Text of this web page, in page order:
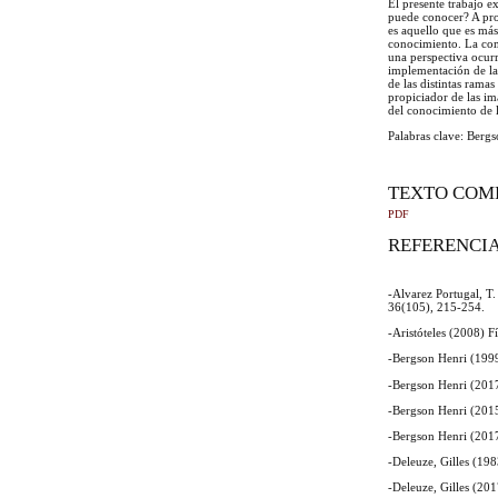
El presente trabajo
puede conocer? A
es aquello que es
conocimiento. La
una perspectiva
implementación de
de las distintas
propiciador de las
del conocimiento de
Palabras clave:
TEXTO
PDF
-Alvarez Portugal,
36(105), 215-254.
-Aristóteles (2008)
-Bergson Henri
-Bergson Henri
-Bergson Henri
-Bergson Henri
-Deleuze, Gilles
-Deleuze, Gilles